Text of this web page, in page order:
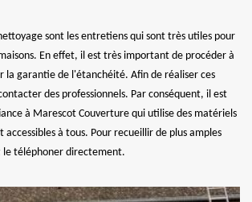
sont les entretiens qui sont très utiles pour
En effet, il est très important de procéder à
la garantie de l'étanchéité. Afin de réaliser ces
des professionnels. Par conséquent, il est
à Marescot Couverture qui utilise des matériels
accessibles à tous. Pour recueillir de plus amples
le téléphoner directement.